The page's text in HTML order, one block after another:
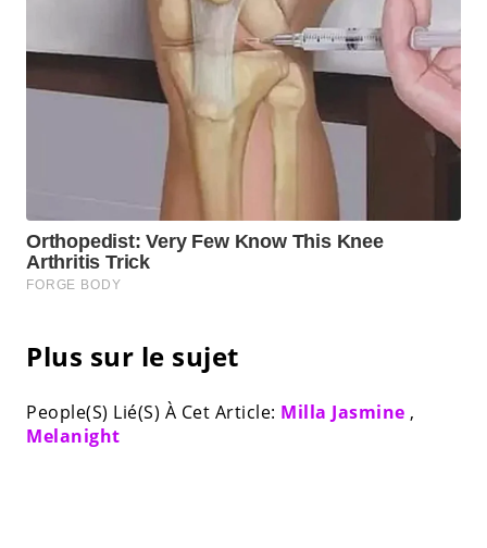
Plus sur le sujet
People(S) Lié(S) À Cet Article: Milla Jasmine ,
Melanight